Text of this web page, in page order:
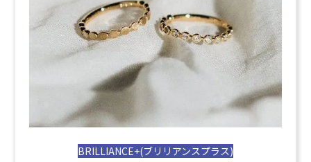
BRILLIANCE+(ブリリアンスプラス)